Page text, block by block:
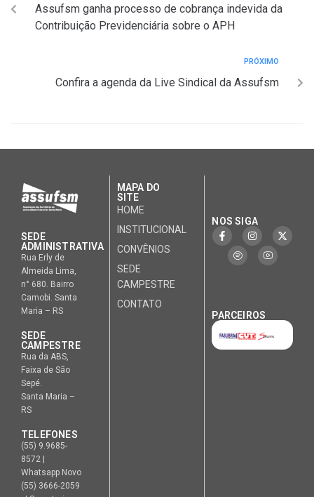
Assufsm ganha processo de cobrança indevida da
Contribuição Previdenciária sobre o APH
PRÓXIMO
Confira a agenda da Live Sindical da Assufsm
SEDE
ADMINISTRATIVA
Rua Erly de
Almeida Lima,
n° 680. Bairro
Camobi. Santa
Maria – RS
SEDE
CAMPESTRE
Rua da ABS,
Faixa de São
Sepé.
Santa Maria –
RS
TELEFONES
(55) 9.9685-
8572 |
Whatsapp Novo
(55) 3666-2059
MAPA DO
SITE
HOME
INSTITUCIONAL
CONVÊNIOS
SEDE
CAMPESTRE
CONTATO
NOS SIGA
PARCEIROS